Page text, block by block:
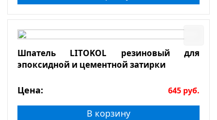
Шпатель LITOKOL резиновый для
эпоксидной и цементной затирки
Цена: 645 руб.
В корзину